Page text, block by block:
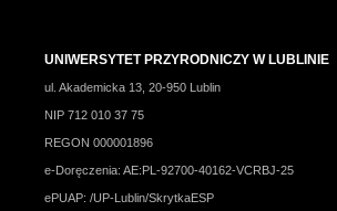
UNIWERSYTET PRZYRODNICZY W LUBLINIE
ul. Akademicka 13, 20-950 Lublin
NIP 712 010 37 75
REGON 000001896
e-Doręczenia: AE:PL-92700-40162-VCRBJ-25
ePUAP: /UP-Lublin/SkrytkaESP